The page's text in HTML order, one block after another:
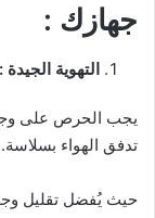
جهازك :
التهوية الجيدة :
يجب الحرص على
تدفق الهواء بسلاسة.
حيث يُفضل تقليل